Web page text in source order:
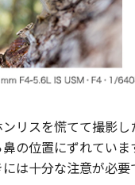
リスを慌てて撮影し
の位置にずれていま
は十分な注意が必要